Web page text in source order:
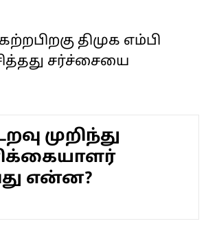
திமுக எம்பி
சர்ச்சையை
முறிந்து
என்ன?